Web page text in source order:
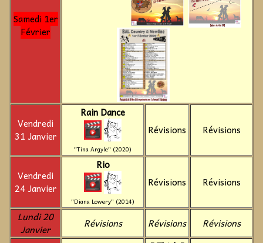
Samedi 1er
Février
Vendredi
31 Janvier
Rain Dance
"Tina Argyle" (2020)
Révisions Révisions
Vendredi
24 Janvier
Rio
"Diana Lowery" (2014)
Révisions Révisions
Lundi 20
Janvier
Révisions Révisions Révisions